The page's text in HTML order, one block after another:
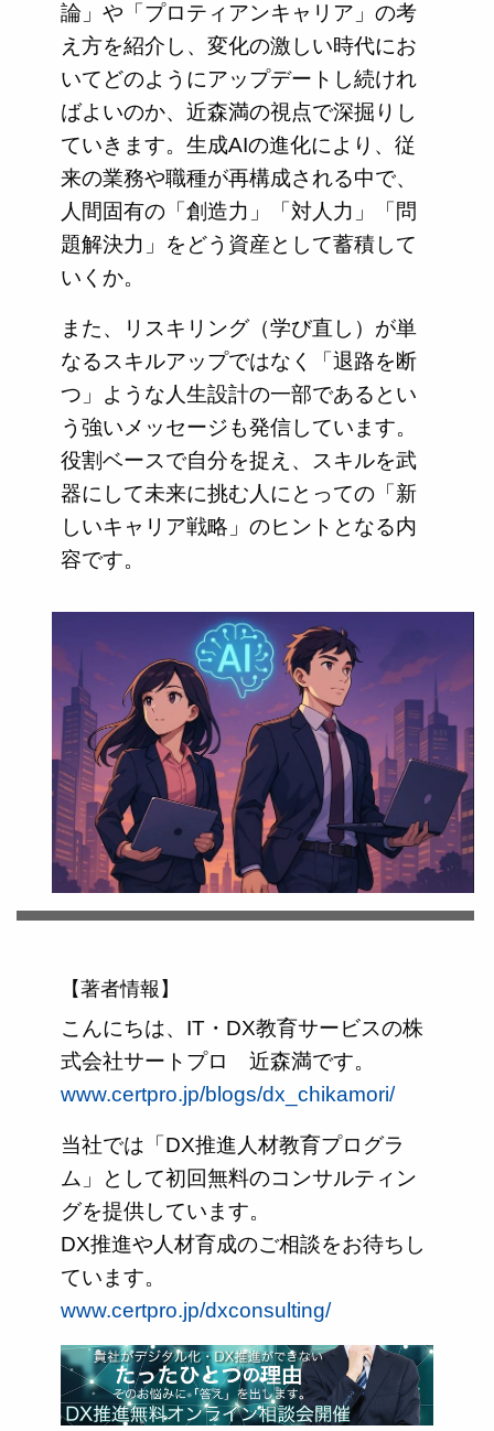
論」や「プロティアンキャリア」の考
え方を紹介し、変化の激しい時代にお
いてどのようにアップデートし続けれ
ばよいのか、近森満の視点で深掘りし
ていきます。生成AIの進化により、従
来の業務や職種が再構成される中で、
人間固有の「創造力」「対人力」「問
題解決力」をどう資産として蓄積して
いくか。
また、リスキリング（学び直し）が単
なるスキルアップではなく「退路を断
つ」ような人生設計の一部であるとい
う強いメッセージも発信しています。
役割ベースで自分を捉え、スキルを武
器にして未来に挑む人にとっての「新
しいキャリア戦略」のヒントとなる内
容です。
【著者情報】
こんにちは、IT・DX教育サービスの株
式会社サートプロ 近森満です。
www.certpro.jp/blogs/dx_chikamori/
当社では「DX推進人材教育プログラ
ム」として初回無料のコンサルティン
グを提供しています。
DX推進や人材育成のご相談をお待ちし
ています。
www.certpro.jp/dxconsulting/